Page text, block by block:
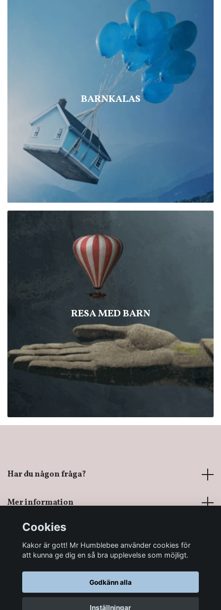
BARNKALAS
RESA MED BARN
Har du någon fråga?
Mer information
Sociala medier
© 2026 Mr Humblebee - En magisk leksaksbutik
Cookies
Kakor är gott! Mr Humblebee använder cookies för
att kunna ge dig en så bra upplevelse som möjligt.
Godkänn alla
Inställningar